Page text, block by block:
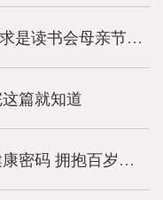
母爱如光—照见你我生命出路 | 求是读书会母亲节公益文化活动圆满举行
篇就知道
【悦健同行社活动回顾】解锁健康密码 拥抱百岁人生